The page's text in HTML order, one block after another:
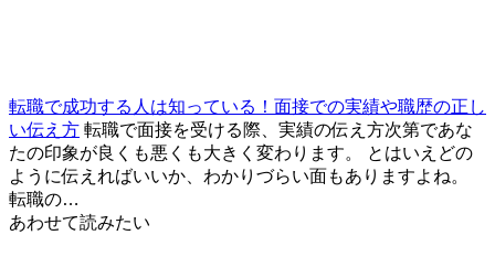
転職で成功する人は知っている！面接での実績や職歴の正し
い伝え方 転職で面接を受ける際、実績の伝え方次第であな
たの印象が良くも悪くも大きく変わります。 とはいえどの
ように伝えればいいか、わかりづらい面もありますよね。
転職の…
あわせて読みたい